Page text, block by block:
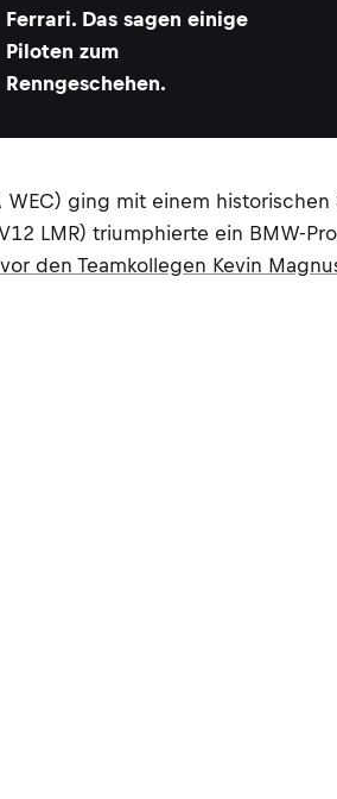
Ferrari. Das sagen einige
Piloten zum
Renngeschehen.
ging mit einem
LMR) triumphierte ein BMW-
den Teamkollegen Kevin